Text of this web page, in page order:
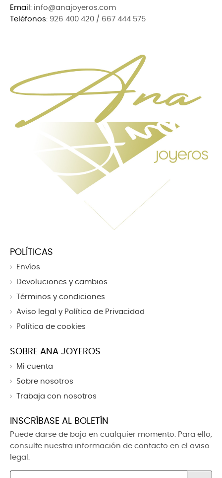
Email : info@anajoyeros.com
Teléfonos: 926 400 420 / 667 444 575
POLÍTICAS
Envíos
Devoluciones y cambios
Términos y condiciones
Aviso legal y Política de Privacidad
Política de cookies
SOBRE ANA JOYEROS
Mi cuenta
Sobre nosotros
Trabaja con nosotros
INSCRÍBASE AL BOLETÍN
Puede darse de baja en cualquier momento. Para ello,
consulte nuestra información de contacto en el aviso
legal.